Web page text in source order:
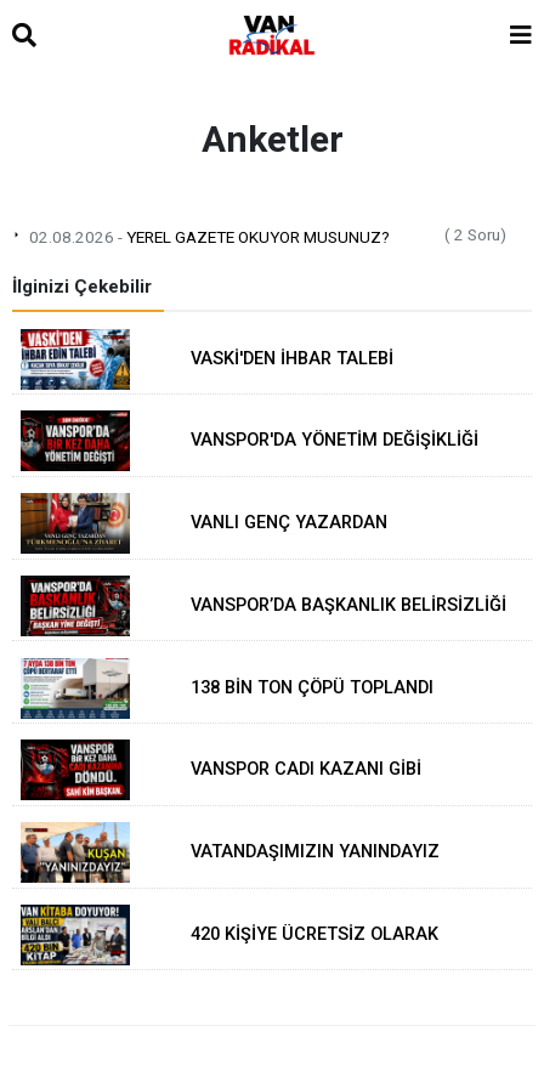
Anketler
02.08.2026 -YEREL GAZETE OKUYOR MUSUNUZ? ( 2 Soru)
İlginizi Çekebilir
VASKİ'DEN İHBAR TALEBİ
VANSPOR'DA YÖNETİM DEĞİŞİKLİĞİ
VANLI GENÇ YAZARDAN
VANSPOR’DA BAŞKANLIK BELİRSİZLİĞİ
138 BİN TON ÇÖPÜ TOPLANDI
VANSPOR CADI KAZANI GİBİ
VATANDAŞIMIZIN YANINDAYIZ
420 KİŞİYE ÜCRETSİZ OLARAK